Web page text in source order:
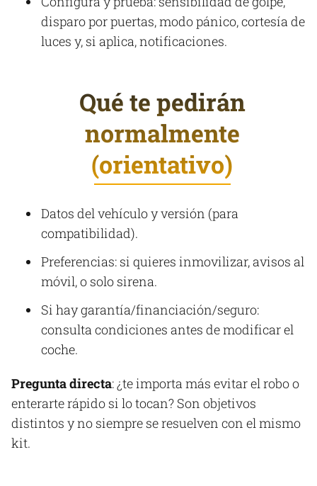
disparo por puertas, modo pánico, cortesía de
luces y, si aplica, notificaciones.
Qué te pedirán
normalmente
(orientativo)
Datos del vehículo y versión (para
compatibilidad).
Preferencias: si quieres inmovilizar, avisos al
móvil, o solo sirena.
Si hay garantía/financiación/seguro:
consulta condiciones antes de modificar el
coche.
Pregunta directa: ¿te importa más evitar el robo o
enterarte rápido si lo tocan? Son objetivos
distintos y no siempre se resuelven con el mismo
kit.